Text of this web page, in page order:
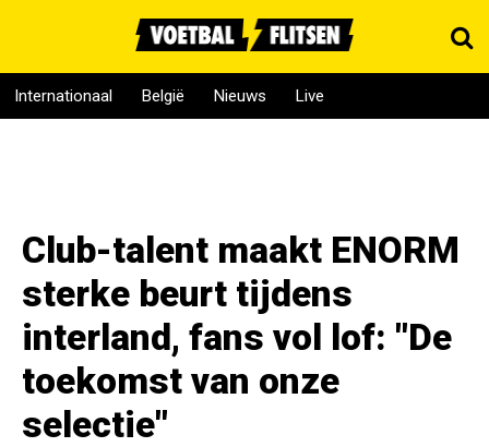
Internationaal België Nieuws Live
Club-talent maakt ENORM
sterke beurt tijdens
interland, fans vol lof: "De
toekomst van onze
selectie"